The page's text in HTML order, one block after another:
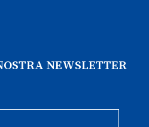
NEWSLETTER